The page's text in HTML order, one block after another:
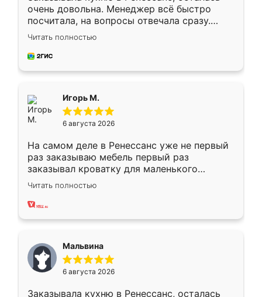
очень довольна. Менеджер всё быстро
посчитала, на вопросы отвечала сразу.
Замерщик приехал в субботу, подошёл к
делу со всей ответственностью. Собрали
за день, ребята работали аккуратно, даже
Читать полностью
Игорь М.
6 августа 2026
На самом деле в Ренессанс уже не первый
раз заказываю мебель первый раз
заказывал кроватку для маленького
ребёнка при его рождении ,во второй раз
заказал шкаф-купе. По качеству очень
хорошее сборка достаточно быстрая,
меньше, здесь же он более разнообразный.
Мне нравится ,если что-то потребуется из
мебели буду заказывать только здесь.
Читать полностью
Мальвина
6 августа 2026
Заказывала кухню в Ренессанс, осталась